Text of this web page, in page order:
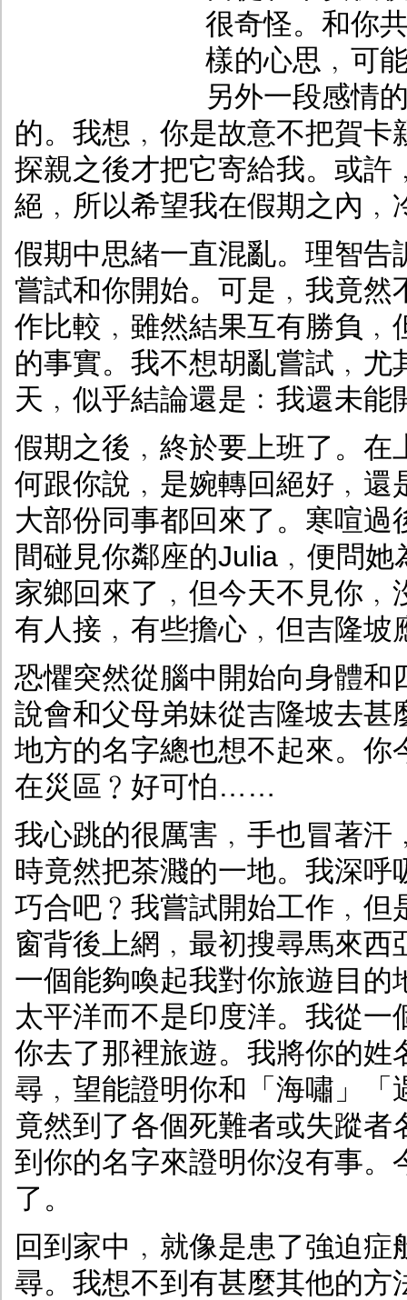
很奇怪。和你
樣的心思﹐可
另外一段感情
的。我想﹐你是故意不把賀
探親之後才把它寄給我。或
絕﹐所以希望我在假期之內﹐
假期中思緒一直混亂。理智
嘗試和你開始。可是﹐我竟
作比較﹐雖然結果互有勝負
的事實。我不想胡亂嘗試﹐
天﹐似乎結論還是﹕我還未能
假期之後﹐終於要上班了。
何跟你說﹐是婉轉回絕好﹐
大部份同事都回來了。寒喧
間碰見你鄰座的Julia﹐便問
家鄉回來了﹐但今天不見你
有人接﹐有些擔心﹐但吉隆坡
恐懼突然從腦中開始向身體
說會和父母弟妹從吉隆坡去
地方的名字總也想不起來。
在災區﹖好可怕……
我心跳的很厲害﹐手也冒著
時竟然把茶濺的一地。我深
巧合吧﹖我嘗試開始工作﹐
窗背後上網﹐最初搜尋馬來
一個能夠喚起我對你旅遊目
太平洋而不是印度洋。我從
你去了那裡旅遊。我將你的
尋﹐望能證明你和「海嘯」
竟然到了各個死難者或失蹤
到你的名字來證明你沒有事
了。
回到家中﹐就像是患了強迫
尋。我想不到有甚麼其他的